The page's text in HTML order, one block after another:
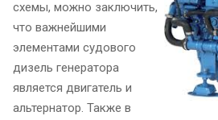
схемы, можно заключить,
что важнейшими
элементами судового
дизель генератора
является двигатель и
альтернатор. Также в